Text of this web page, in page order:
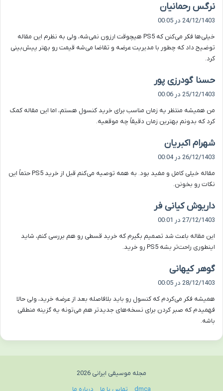
نرگس رحمانیان
ف
:
24/12/1403 در 00:05
خیلی‌ها فکر می‌کنن که PS5 هیچوقت ارزون نمی‌شه، ولی به نظرم این مقاله
توضیح داد که چطور با مدیریت عرضه و تقاضا می‌شه قیمت رو بهتر پیش‌بینی
کرد.
حسنا گودرزی پور
:
25/12/1403 در 00:06
من همیشه منتظر یه زمان مناسب برای خرید کنسول هستم، اما این مقاله کمک
کرد که بدونم بهترین زمان دقیقاً چه موقعیه.
شهرام اکبریان
ف
:
26/12/1403 در 00:04
مقاله خیلی کامل و مفید بود. به همه توصیه می‌کنم قبل از خرید PS5 حتماً این
نکات رو بخونن.
داریوش کیانی فر
:
27/12/1403 در 00:01
این مقاله باعث شد تصمیم بگیرم که خرید قسطی رو هم بررسی کنم، شاید
اینطوری راحت‌تر بشه PS5 رو خرید.
گوهر کیهانی
ف
:
28/12/1403 در 00:05
همیشه فکر می‌کردم که کنسول رو باید بلافاصله بعد از عرضه خرید، ولی حالا
فهمیدم که صبر کردن برای نسخه‌های جدیدتر هم می‌تونه یه گزینه منطقی
باشه.
مجله موسیقی ایرانی 2026
dmca
تماس با ما درباره ما